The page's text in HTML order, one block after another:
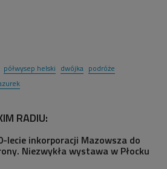
półwysep helski dwójka podróże
RADIU:
lecie inkorporacji Mazowsza do
Niezwykła wystawa w Płocku